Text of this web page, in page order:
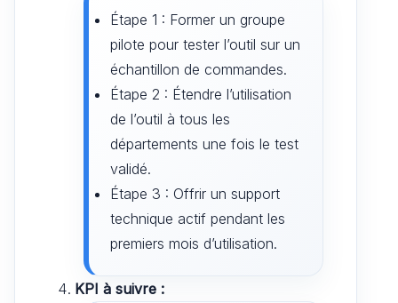
Étape 1 : Former un groupe
pilote pour tester l’outil sur un
échantillon de commandes.
Étape 2 : Étendre l’utilisation
de l’outil à tous les
départements une fois le test
validé.
Étape 3 : Offrir un support
technique actif pendant les
premiers mois d’utilisation.
KPI à suivre :